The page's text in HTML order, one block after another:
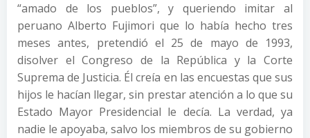
“amado de los pueblos”, y queriendo imitar al
peruano Alberto Fujimori que lo había hecho tres
meses antes, pretendió el 25 de mayo de 1993,
disolver el Congreso de la República y la Corte
Suprema de Justicia. Él creía en las encuestas que sus
hijos le hacían llegar, sin prestar atención a lo que su
Estado Mayor Presidencial le decía. La verdad, ya
nadie le apoyaba, salvo los miembros de su gobierno